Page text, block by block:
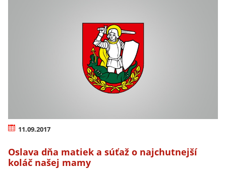
11.09.2017
Oslava dňa matiek a súťaž o najchutnejší
koláč našej mamy